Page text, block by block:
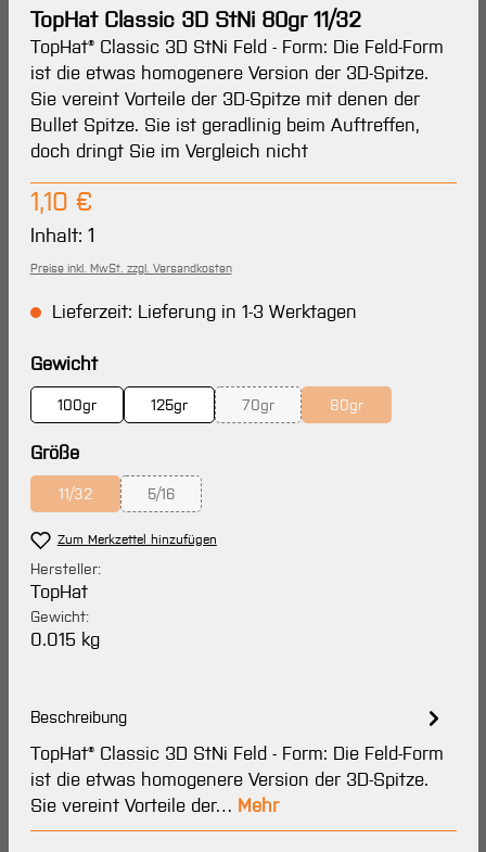
TopHat Classic 3D StNi 80gr 11/32
TopHat® Classic 3D StNi Feld - Form: Die Feld-Form
ist die etwas homogenere Version der 3D-Spitze.
Sie vereint Vorteile der 3D-Spitze mit denen der
Bullet Spitze. Sie ist geradlinig beim Auftreffen,
doch dringt Sie im Vergleich nicht
Regulärer Preis:
1,10 €
Inhalt: 1
Preise inkl. MwSt. zzgl. Versandkosten
Lieferzeit: Lieferung in 1-3 Werktagen
Gewichtauswählen
100gr 125gr 70gr
(Diese Option ist zurzeit nicht
80gr
(Diese Option ist
Größeauswählen
11/32
(Diese Option ist zurzeit nicht verfügbar.)
5/16
(Diese Option ist zurzeit nicht verfügbar.)
Zum Merkzettel hinzufügen
Hersteller:
TopHat
Gewicht:
0.015 kg
Beschreibung
TopHat® Classic 3D StNi Feld - Form: Die Feld-Form
ist die etwas homogenere Version der 3D-Spitze.
Sie vereint Vorteile der… Mehr